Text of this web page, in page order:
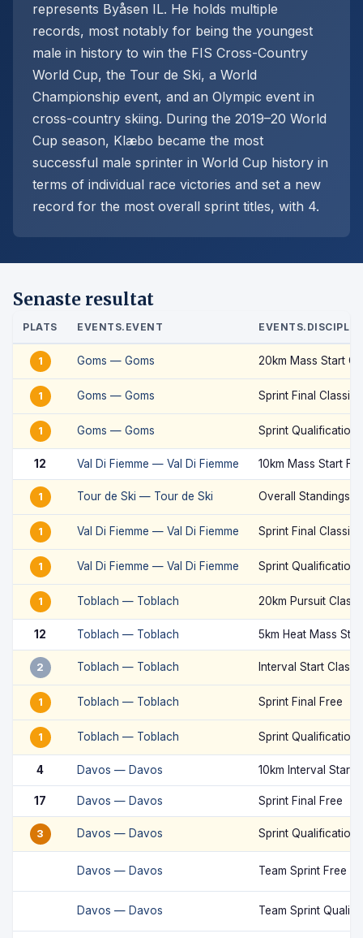
represents Byåsen IL. He holds multiple
records, most notably for being the youngest
male in history to win the FIS Cross-Country
World Cup, the Tour de Ski, a World
Championship event, and an Olympic event in
cross-country skiing. During the 2019–20 World
Cup season, Klæbo became the most
successful male sprinter in World Cup history in
terms of individual race victories and set a new
record for the most overall sprint titles, with 4.
Senaste resultat
PLATS EVENTS.EVENT
1 Goms — Goms 20km Mass Start
1 Goms — Goms Sprint Final Classic
1 Goms — Goms Sprint Qualification
12 Val Di Fiemme — Val Di Fiemme 10km Mass Start
1 Tour de Ski — Tour de Ski Overall Standings
1 Val Di Fiemme — Val Di Fiemme Sprint Final Classic
1 Val Di Fiemme — Val Di Fiemme Sprint Qualification
1 Toblach — Toblach 20km Pursuit
12 Toblach — Toblach 5km Heat Mass
2 Toblach — Toblach Interval Start
1 Toblach — Toblach Sprint Final Free
1 Toblach — Toblach Sprint Qualification
4 Davos — Davos 10km Interval Start
17 Davos — Davos Sprint Final Free
3 Davos — Davos Sprint Qualification
Davos — Davos Team Sprint Free
Davos — Davos Team Sprint